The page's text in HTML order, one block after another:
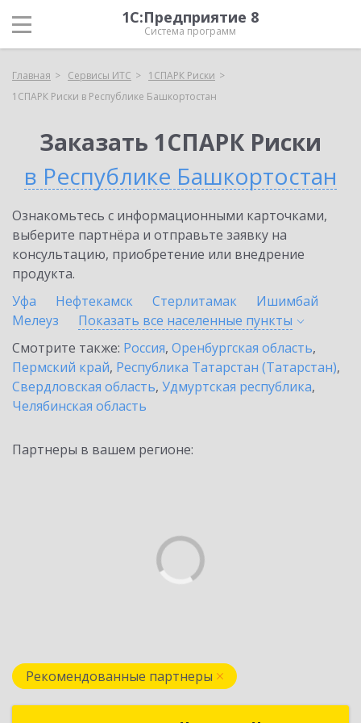
1С:Предприятие 8
Система программ
Главная Сервисы ИТС
1СПАРК Риски
1СПАРК Риски в Республике Башкортостан
Заказать 1СПАРК Риски
в Республике Башкортостан
Ознакомьтесь с информационными карточками,
выберите партнёра и отправьте заявку на
консультацию, приобретение или внедрение
продукта.
Уфа
Нефтекамск Стерлитамак
Ишимбай
Мелеуз
Показать все населенные пункты
Смотрите также: Россия, Оренбургская область,
Пермский край, Республика Татарстан (Татарстан),
Свердловская область, Удмуртская республика,
Челябинская область
Партнеры в вашем регионе:
Рекомендованные партнеры